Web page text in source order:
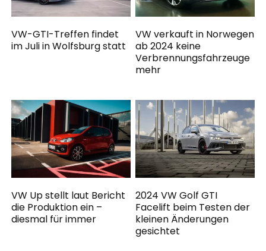
VW-GTI-Treffen findet
im Juli in Wolfsburg statt
VW verkauft in Norwegen
ab 2024 keine
Verbrennungsfahrzeuge
mehr
VW Up stellt laut Bericht
die Produktion ein –
diesmal für immer
2024 VW Golf GTI
Facelift beim Testen der
kleinen Änderungen
gesichtet